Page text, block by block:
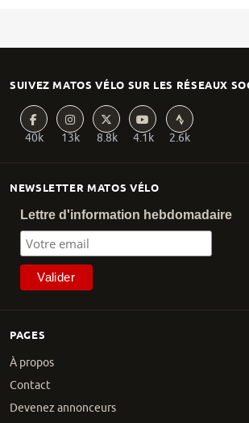
PAGES
À propos
Contact
Devenez annonceurs
NEWSLETTER MATOS VÉLO
Lettre d'information hebdomadaire
SUIVEZ MATOS VÉLO SUR LES RÉSEAUX
40k 13k 8.8k 4.1k 2.6k